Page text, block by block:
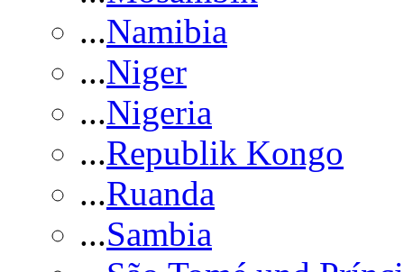
...Namibia
...Niger
...Nigeria
...Republik Kongo
...Ruanda
...Sambia